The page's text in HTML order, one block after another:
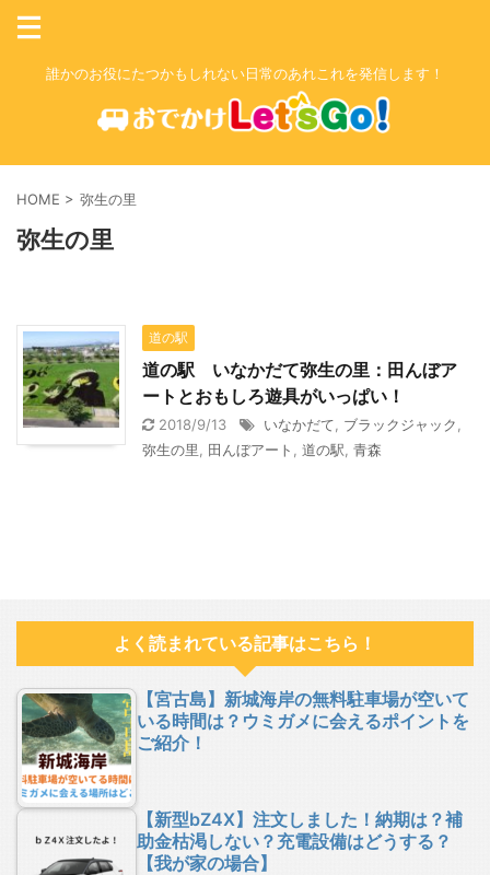
誰かのお役にたつかもしれない日常のあれこれを発信します！
HOME > 弥生の里
弥生の里
道の駅
道の駅 いなかだて弥生の里：田んぼア
ートとおもしろ遊具がいっぱい！
2018/9/13 いなかだて ブラックジャック
弥生の里
田んぼアート 道の駅 青森
よく読まれている記事はこちら！
【宮古島】新城海岸の無料駐車場が空いて
いる時間は？ウミガメに会えるポイントを
ご紹介！
【新型bZ4X】注文しました！納期は？補
助金枯渇しない？充電設備はどうする？
【我が家の場合】